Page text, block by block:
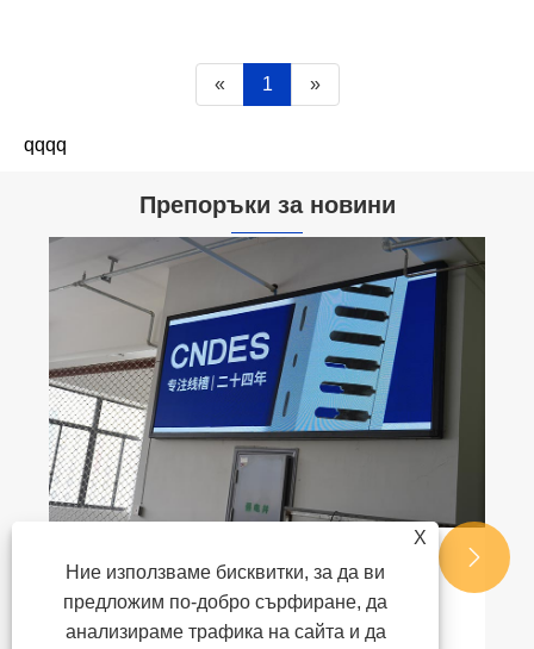
« 1 »
qqqq
Препоръки за новини
Колко дълго е едно парче PVC
пластмасов тръбопровод?
Виж повече >>

X
Ние използваме бисквитки, за да ви
предложим по-добро сърфиране, да
анализираме трафика на сайта и да